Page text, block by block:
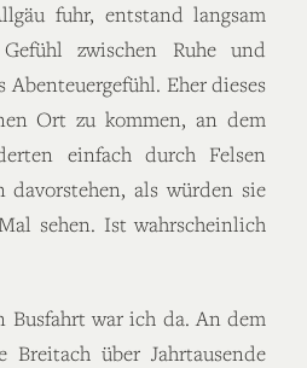
fuhr, entstand langsam
zwischen Ruhe und
Abenteuergefühl. Eher dieses
Ort zu kommen, an dem
einfach durch Felsen
als würden sie
sehen. Ist wahrscheinlich
Busfahrt war ich da. An dem
über Jahrtausende